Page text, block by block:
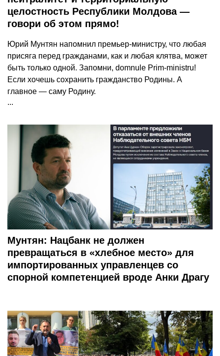
целостность Республики Молдова —
говори об этом прямо!
Юрий Мунтян напомнил премьер-министру, что любая
присяга перед гражданами, как и любая клятва, может
быть только одной. Запомни, domnule Prim-ministru!
Если хочешь сохранить гражданство Родины. А
главное — саму Родину.
...
Мунтян: Нацбанк не должен
превращаться в «хлебное место» для
импортированных управленцев со
спорной компетенцией вроде Анки Драгу